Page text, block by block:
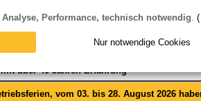
über 40 Jahren Erfahrung
vom 03. bis 28. August 2026
Analyse, Performance, technisch notwendig.
Nur notwendige Cookies